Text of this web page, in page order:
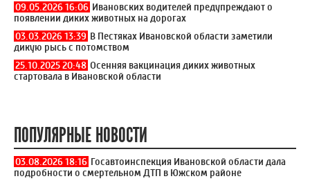
09.05.2026 16:06 Ивановских водителей предупреждают о
появлении диких животных на дорогах
03.03.2026 13:39 В Пестяках Ивановской области заметили
дикую рысь с потомством
25.10.2025 20:48 Осенняя вакцинация диких животных
стартовала в Ивановской области
ПОПУЛЯРНЫЕ НОВОСТИ
03.08.2026 18:16 Госавтоинспекция Ивановской области дала
подробности о смертельном ДТП в Южском районе